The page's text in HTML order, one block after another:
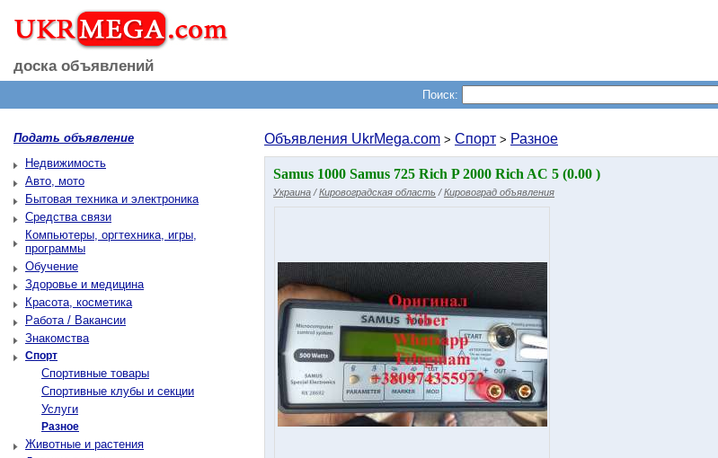
доска объявлений
Поиск:
Подать объявление
Недвижимость
Авто, мото
Бытовая техника и электроника
Средства связи
Компьютеры, оргтехника, игры,
программы
Обучение
Здоровье и медицина
Красота, косметика
Работа / Вакансии
Знакомства
Спорт
Спортивные товары
Спортивные клубы и секции
Услуги
Разное
Животные и растения
Объявления UkrMega.com > Спорт > Разное
Samus 1000 Samus 725 Rich P 2000 Rich AC 5 (0.00 )
Украина /Кировоградская область /Кировоград объявления